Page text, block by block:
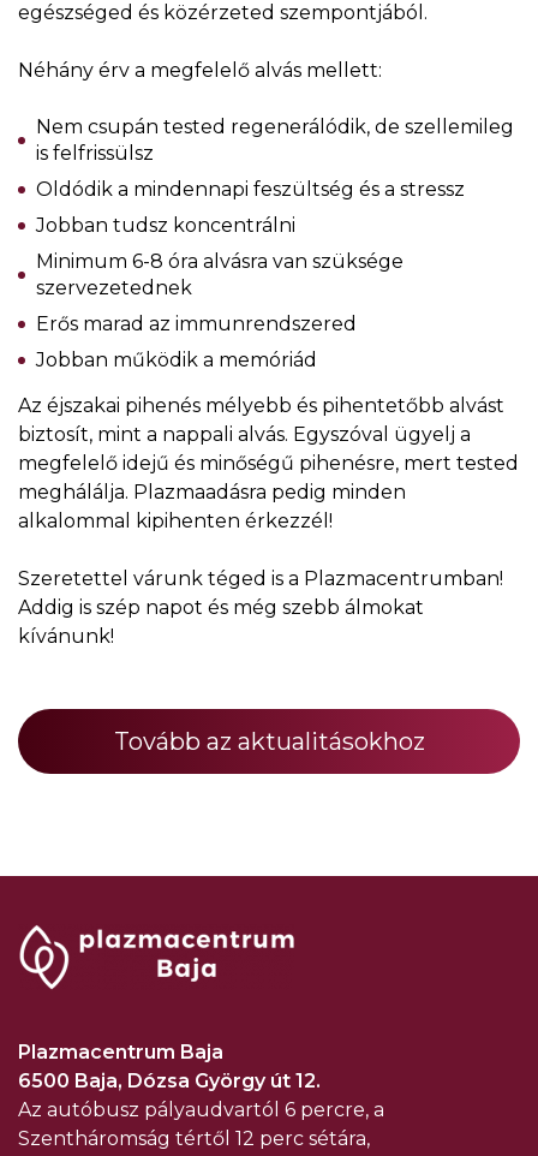
egészséged és közérzeted szempontjából.
Néhány érv a megfelelő alvás mellett:
Nem csupán tested regenerálódik, de szellemileg
is felfrissülsz
Oldódik a mindennapi feszültség és a stressz
Jobban tudsz koncentrálni
Minimum 6-8 óra alvásra van szüksége
szervezetednek
Erős marad az immunrendszered
Jobban működik a memóriád
Az éjszakai pihenés mélyebb és pihentetőbb alvást
biztosít, mint a nappali alvás. Egyszóval ügyelj a
megfelelő idejű és minőségű pihenésre, mert tested
meghálálja. Plazmaadásra pedig minden
alkalommal kipihenten érkezzél!
Szeretettel várunk téged is a Plazmacentrumban!
Addig is szép napot és még szebb álmokat
kívánunk!
Tovább az aktualitásokhoz
Plazmacentrum Baja
6500 Baja, Dózsa György út 12.
Az autóbusz pályaudvartól 6 percre, a
Szentháromság tértől 12 perc sétára,